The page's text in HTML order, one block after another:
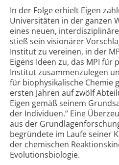
In der Folge erhielt Eigen
Universitäten in der ganzen
eines neuen,
stieß sein visionärer
Institut zu vereinen, in der
Eigens Ideen zu, das MPI
Institut zusammenzulegen
für biophysikalische Chemie
ersten Jahren auf zwölf
Eigen gemäß seinem
der Individuen.“ Eine
aus der
begründete im Laufe seiner
der chemischen
Evolutionsbiologie.